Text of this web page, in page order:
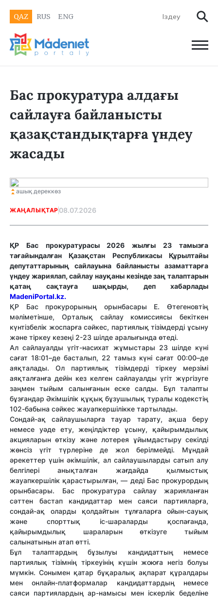
QAZ RUS ENG
Бас прокуратура алдағы
сайлауға байланысты
қазақстандықтарға үндеу
жасады
ашық дереккөз
ЖАҢАЛЫҚТАР 08.07.2026
ҚР Бас прокуратурасы 2026 жылғы 23 тамызға
тағайындалған Қазақстан Республикасы Құрылтайы
депутаттарының сайлауына байланысты азаматтарға
үндеу жариялап, сайлау науқаны кезінде заң талаптарын
қатаң сақтауға шақырды, деп хабарлады
MadeniPortal.kz.
ҚР Бас прокурорының орынбасары Е. Өтегеновтің
мәліметінше, Орталық сайлау комиссиясы бекіткен
күнтізбелік жоспарға сәйкес, партиялық тізімдерді ұсыну
және тіркеу кезеңі 2-23 шілде аралығында өтеді.
Ал сайлауалды үгіт-насихат жұмыстары 23 шілде күні
сағат 18:01–де басталып, 22 тамыз күні сағат 00:00–де
аяқталады. Ол партиялық тізімдерді тіркеу мерзімі
аяқталғанға дейін кез келген сайлауалды үгіт жүргізуге
заңмен тыйым салынғанын еске салды. Бұл талапты
бұзғандар Әкімшілік құқық бұзушылық туралы кодекстің
102-бабына сәйкес жауапкершілікке тартылады.
Сондай-ақ сайлаушыларға тауар тарату, ақша беру
немесе уәде ету, жеңілдіктер ұсыну, қайырымдылық
акцияларын өткізу және лотерея ұйымдастыру секілді
жөнсіз үгіт түрлеріне де жол берілмейді. Мұндай
әрекеттер үшін әкімшілік, ал сайлаушыларды сатып алу
белгілері анықталған жағдайда қылмыстық
жауапкершілік қарастырылған, — деді Бас прокурордың
орынбасары. Бас прокуратура сайлау жарияланған
сәттен бастап кандидаттар мен саяси партияларға,
сондай-ақ оларды қолдайтын тұлғаларға ойын-сауық
және спорттық іс-шараларды қоспағанда,
қайырымдылық шараларын өткізуге тыйым
салынатынын атап өтті.
Бұл талаптардың бұзылуы кандидаттың немесе
партиялық тізімнің тіркеуінің күшін жоюға негіз болуы
мүмкін. Сонымен қатар бұқаралық ақпарат құралдары
мен онлайн-платформалар кандидаттардың немесе
саяси партиялардың ар-намысы мен іскерлік беделіне